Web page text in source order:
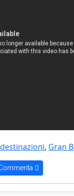
destinazioni, Gran